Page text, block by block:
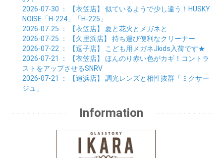
2026-07-30 ： 【衣笠店】 似ているようで少し違う！HUSKY
NOISE「H-224」「H-225」
2026-07-25 ： 【衣笠店】 夏と花火とメガネと
2026-07-25 ： 【久里浜店】 持ち運び便利なクリーナー
2026-07-22 ： 【逗子店】
こども用メガネJkids入荷です★
2026-07-21
： 【衣笠店】 ほんのり赤い色がカギ！コントラ
ストをアップさせるSNRV
2026-07-21
： 【追浜店】 調光レンズと相性抜群「ミクサー
ジュ」
Information